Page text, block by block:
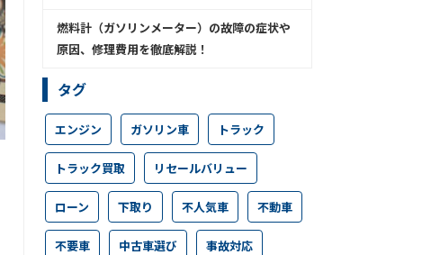
燃料計（ガソリンメーター）の故障の症状や
原因、修理費用を徹底解説！
タグ
エンジン ガソリン車 トラック
トラック買取 リセールバリュー
ローン 下取り 不人気車 不動車
不要車 中古車選び 事故対応